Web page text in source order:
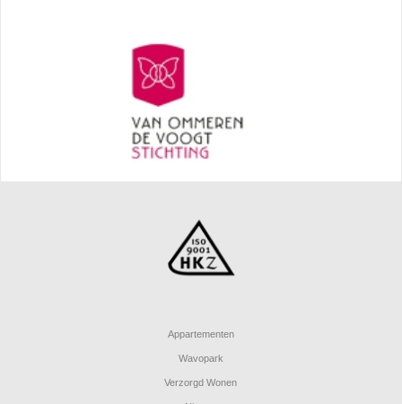
Appartementen
Wavopark
Verzorgd Wonen